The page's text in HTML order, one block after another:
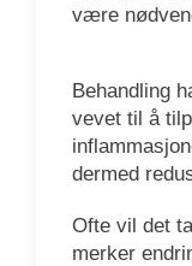
være
Behandling
vevet til å
dermed
Ofte vil det
merker